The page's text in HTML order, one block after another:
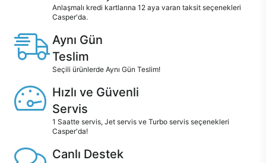
Anlaşmalı kredi kartlarına 12 aya varan taksit seçenekleri
Casper'da.
Aynı Gün
Teslim
Seçili ürünlerde Aynı Gün Teslim!
Hızlı ve Güvenli
Servis
1 Saatte servis, Jet servis ve Turbo servis seçenekleri
Casper'da!
Canlı Destek